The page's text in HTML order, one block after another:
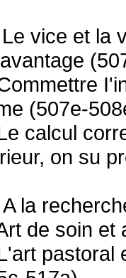
vice et la
(507e-
calcul
on su
A la
de soin et
pastoral